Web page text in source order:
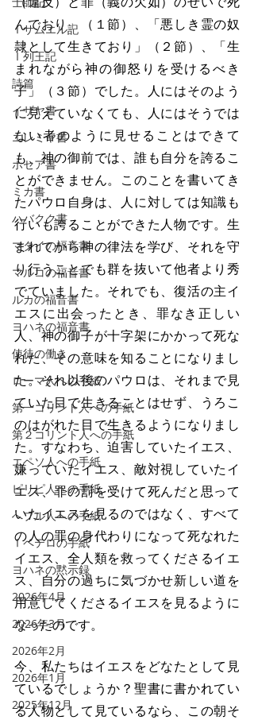
Ⅰサムエル記
Ⅰ列王記
詩篇
イザヤ書
エレミヤ書
ホセア書
ミカ書
ハバクク書
マタイの福音書
マルコの福音書
ルカの福音書
ヨハネの福音書
使徒の働き
ローマ人への手紙
第一コリント人への手紙
第２コリント人への手紙
エペソ人への手紙
ピリピ人への手紙
へブル人への手紙
Ⅰペテロの手紙
ヨハネの黙示録
2026年4月
2026年3月
2026年2月
2026年1月
2025年12月
んでおり」（１節）、「悪しき霊の奴
隷として生きており」（２節）、「生
まれながら神の御怒りを受けるべき
子」（３節）でした。人にはそのよう
に見えていなくても、人にはそうでは
ない者のように見せることはできて
も、神の御前では、誰も自分を誇るこ
とができません。このことを書いてき
たパウロ自身は、人に対しては知識も
行いも誇ることができた人物です。生
まれてから神の律法を学び、それを守
り行うことでも群を抜いて他者より秀
でていました。それでも、復活の主イ
エスに出会ったとき、罪なき正しい
人、神の御子が十字架にかかって死な
れた、その意味を知ることになりまし
た。それ以後のパウロは、それまで見
ていた目で生きることはせず、うろこ
のはがれた目で生きるようになりまし
た。すなわち、迫害していたイエス、
嫌っていたイエス、敵対視していたイ
エス、罪の罰を受けて死んだと思って
いたイエスを見るのではなく、すべて
の人の罪の身代わりになって死なれた
イエス、全人類を救ってくださるイエ
ス、自分の過ちに気づかせ新しい道を
用意してくださるイエスを見るように
なったのです。
今、私たちはイエスをどなたとして見
ているでしょうか？聖書に書かれてい
る人物として見ているなら、この朝そ